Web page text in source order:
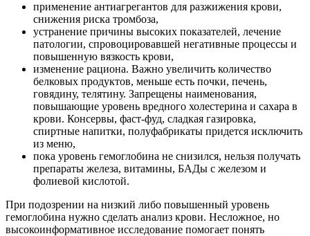
применение антиагрегантов для разжижения крови,
снижения риска тромбоза,
устранение причины высоких показателей, лечение
патологии, спровоцировавшей негативные процессы и
повышенную вязкость крови,
изменение рациона. Важно увеличить количество
белковых продуктов, меньше есть почки, печень,
говядину, телятину. Запрещены наименования,
повышающие уровень вредного холестерина и сахара в
крови. Консервы, фаст-фуд, сладкая газировка,
спиртные напитки, полуфабрикаты придется исключить
из меню,
пока уровень гемоглобина не снизился, нельзя получать
препараты железа, витамины, БАДы с железом и
фолиевой кислотой.
При подозрении на низкий либо повышенный уровень
гемоглобина нужно сделать анализ крови. Несложное, но
высокоинформативное исследование помогает понять